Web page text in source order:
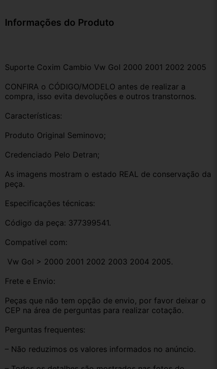
Informações do Produto
Suporte Coxim Cambio Vw Gol 2000 2001 2002 2005
CONFIRA o CÓDIGO/MODELO antes de realizar a
compra, isso evita devoluções e outros transtornos.
Características:
Produto Original Seminovo;
Credenciado Pelo Detran;
As imagens mostram o estado REAL de conservação da
peça.
Especificações técnicas:
Código da peça: 377399541.
Compatível com:
Vw Gol > 2000 2001 2002 2003 2004 2005.
Frete e Envio:
Peças que não tem opção de envio, por favor deixar o
CEP na área de perguntas para realizar cotação.
Perguntas frequentes:
– Não reduzimos os valores informados no anúncio.